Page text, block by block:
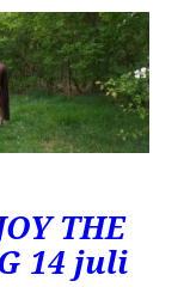
THE
14 juli